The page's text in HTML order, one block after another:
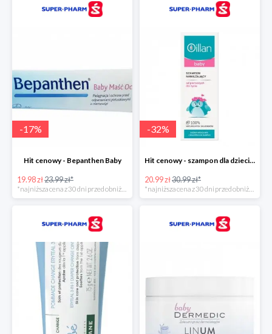
-17%
Hit cenowy - Bepanthen Baby
19.98 zł23.99 zł*
*najniższa cena z 30 dni przed obniżką
-32%
Hit cenowy - szampon dla dzieci Oillan Baby
20.99 zł30.99 zł*
*najniższa cena z 30 dni przed obniżką